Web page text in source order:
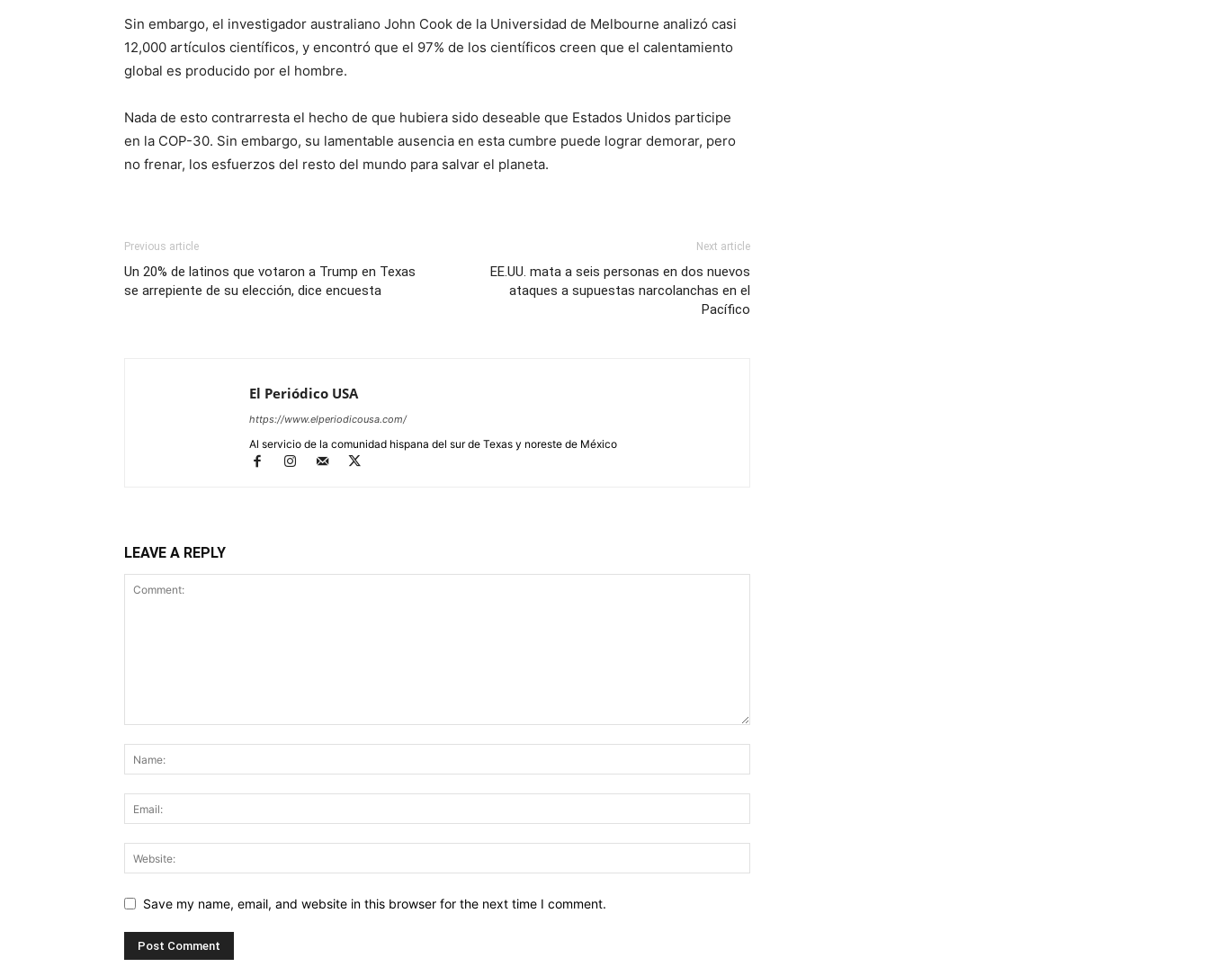
Sin embargo, el investigador australiano John Cook de la Universidad de Melbourne analizó casi
12,000 artículos científicos, y encontró que el 97% de los científicos creen que el calentamiento
global es producido por el hombre.
Nada de esto contrarresta el hecho de que hubiera sido deseable que Estados Unidos participe
en la COP-30. Sin embargo, su lamentable ausencia en esta cumbre puede lograr demorar, pero
no frenar, los esfuerzos del resto del mundo para salvar el planeta.
Previous article
Un 20% de latinos que votaron a Trump en Texas
se arrepiente de su elección, dice encuesta
Next article
EE.UU. mata a seis personas en dos nuevos
ataques a supuestas narcolanchas en el
Pacífico
El Periódico USA
https://www.elperiodicousa.com/
Al servicio de la comunidad hispana del sur de Texas y noreste de México
LEAVE A REPLY
Save my name, email, and website in this browser for the next time I comment.